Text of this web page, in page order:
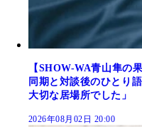
【SHOW-WA青山隼の
同期と対談後のひとり
大切な居場所でした」
2026年08月02日 20:00